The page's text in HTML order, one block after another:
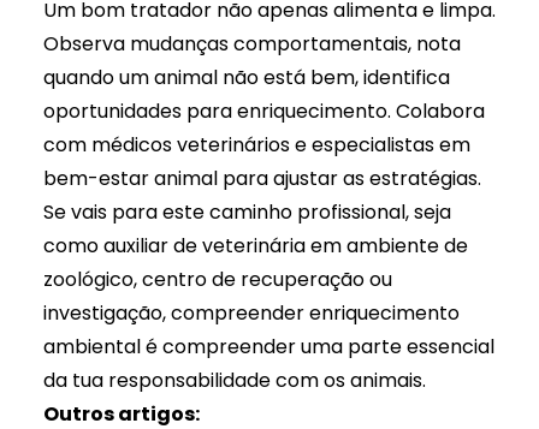
Um bom tratador não apenas alimenta e limpa.
Observa mudanças comportamentais, nota
quando um animal não está bem, identifica
oportunidades para enriquecimento. Colabora
com médicos veterinários e especialistas em
bem-estar animal para ajustar as estratégias.
Se vais para este caminho profissional, seja
como auxiliar de veterinária em ambiente de
zoológico, centro de recuperação ou
investigação, compreender enriquecimento
ambiental é compreender uma parte essencial
da tua responsabilidade com os animais.
Outros artigos: